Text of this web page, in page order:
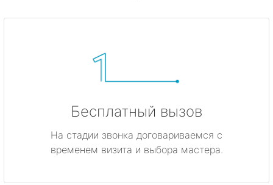
Бесплатный вызов
На стадии звонка договариваемся с
временем визита и выбора мастера.